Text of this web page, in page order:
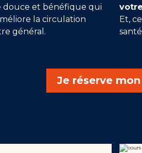
et bénéfique qui
la circulation
général.
Et,
Je réserve